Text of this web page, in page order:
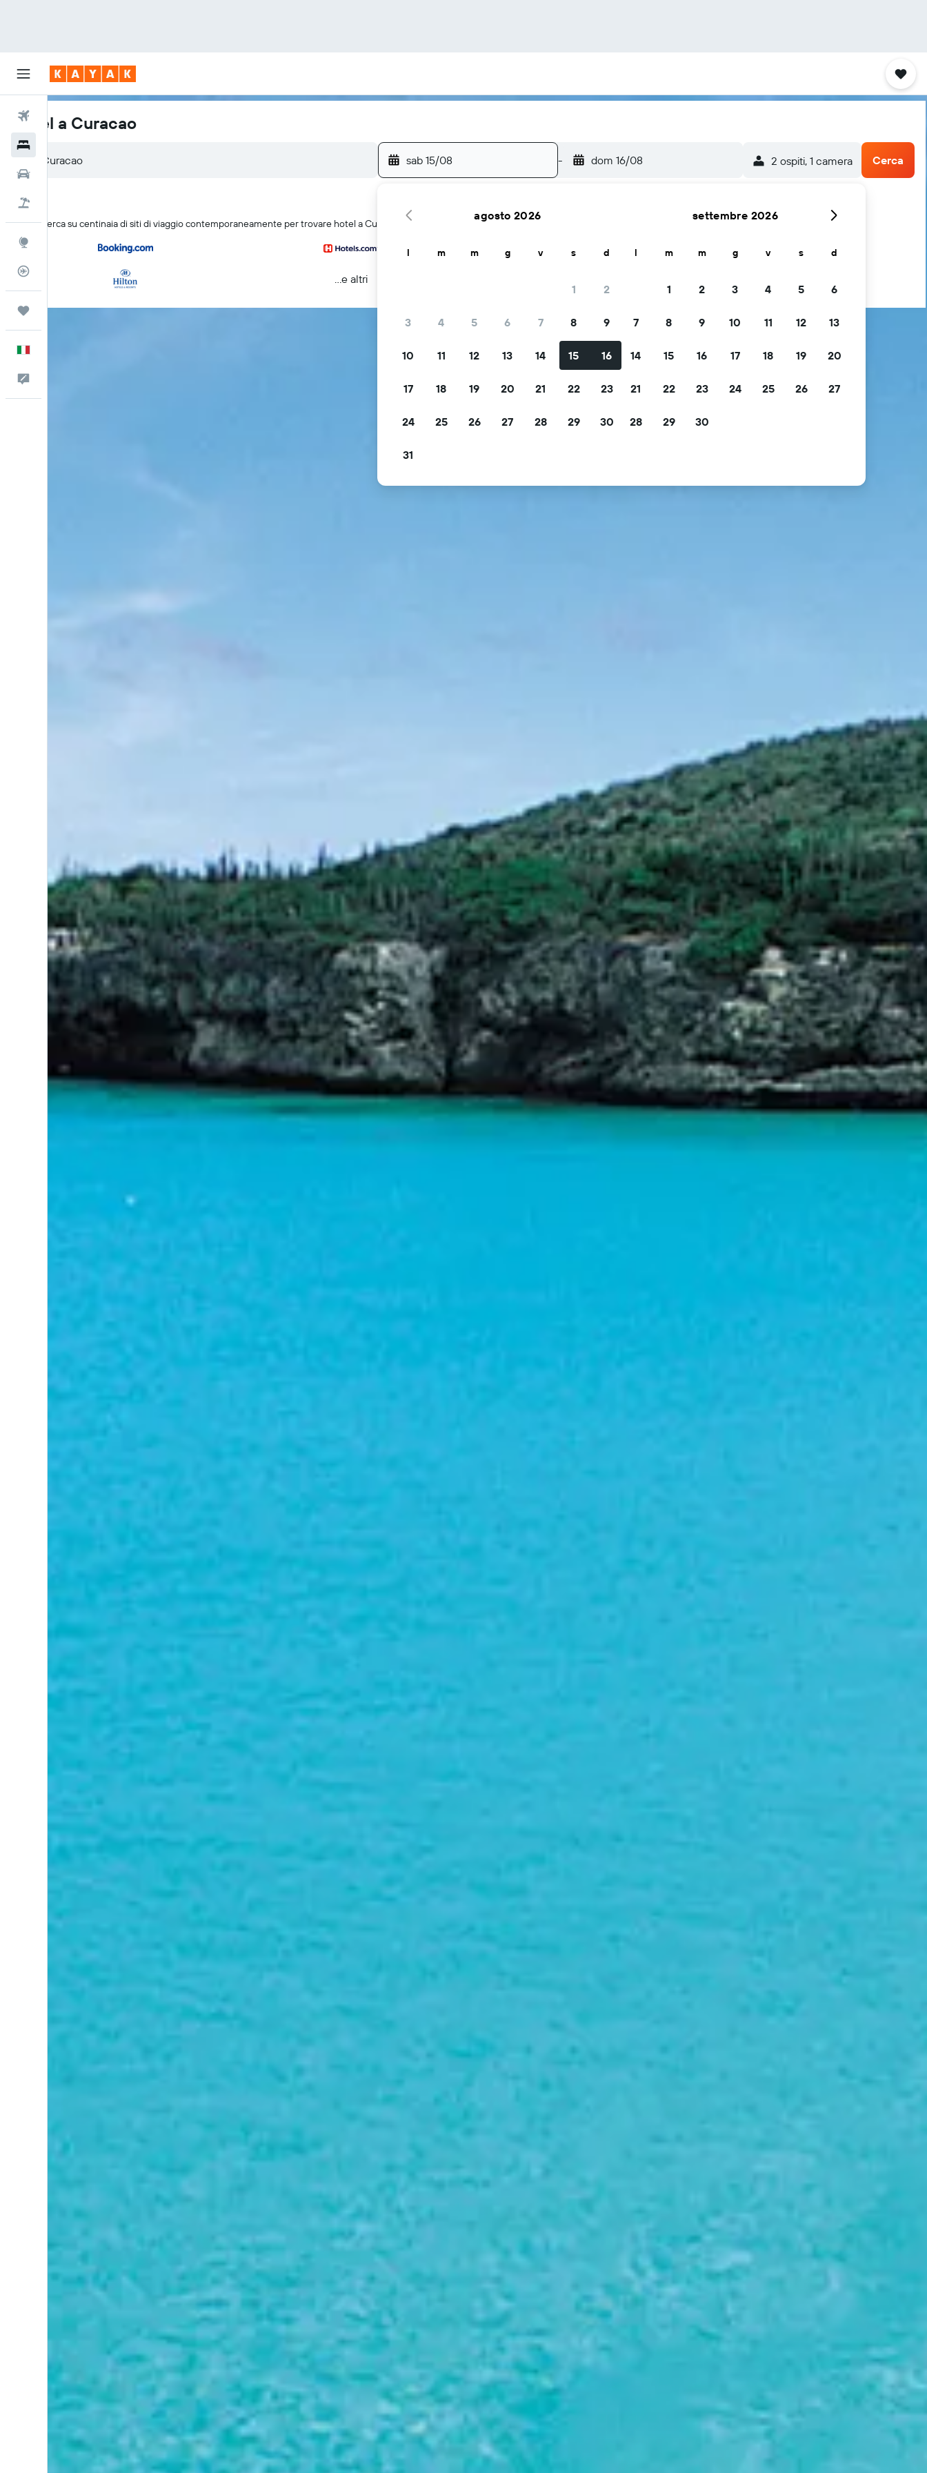
Voli
Trips
Hotel a Curacao
sab 15/08 - dom 16/08 2 ospiti, 1 camera Cerca
KAYAK cerca su centinaia di siti di viaggio contemporaneamente per trovare hotel a Curacao
...e altri
agosto 2026
l m m g v s d
1 2
3 4 5 6 7 8 9
10 11 12 13 14 15 16
17 18 19 20 21 22 23
24 25 26 27 28 29 30
31
settembre 2026
l m m g v s d
1 2 3 4 5 6
7 8 9 10 11 12 13
14 15 16 17 18 19 20
21 22 23 24 25 26 27
28 29 30